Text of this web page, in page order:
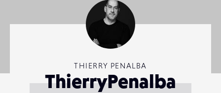
THIERRY PENALBA
ThierryPenalba